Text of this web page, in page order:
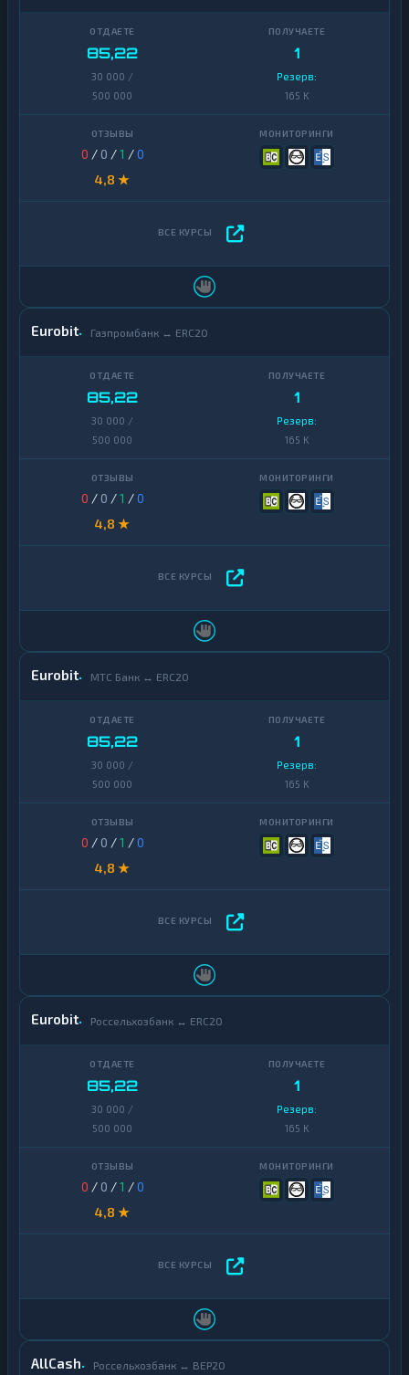
85,22
30 000 /
500 000
1
Резерв:
165 K
0 / 0 /1 /0
4,8 ★
Eurobit Газпромбанк ↔ ERC20
85,22
30 000 /
500 000
1
Резерв:
165 K
0 / 0 /1 /0
4,8 ★
Eurobit МТС Банк ↔ ERC20
85,22
30 000 /
500 000
1
Резерв:
165 K
0 / 0 /1 /0
4,8 ★
Eurobit Россельхозбанк ↔ ERC20
85,22
30 000 /
500 000
1
Резерв:
165 K
0 / 0 /1 /0
4,8 ★
AllCash Россельхозбанк ↔ BEP20